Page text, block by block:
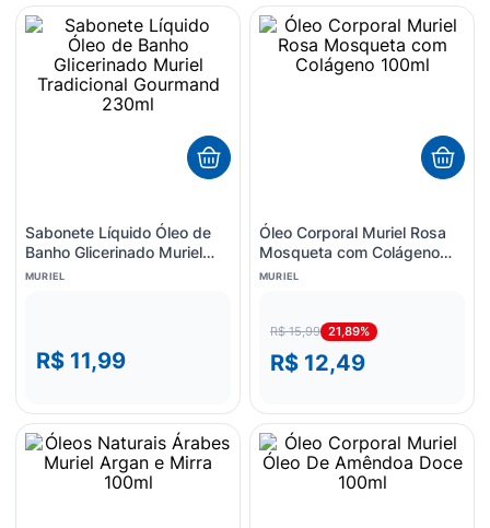
Sabonete Líquido Óleo de
Banho Glicerinado Muriel
Tradicional Gourmand
MURIEL
R$ 11,99
Óleo Corporal Muriel Rosa
Mosqueta com Colágeno
100ml
MURIEL
R$ 15,99 21,89%
R$ 12,49